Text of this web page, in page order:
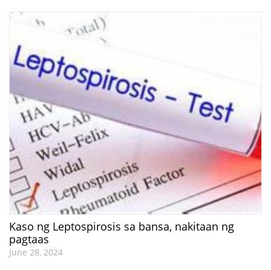
Kaso ng Leptospirosis sa bansa, nakitaan ng
pagtaas
June 28, 2024